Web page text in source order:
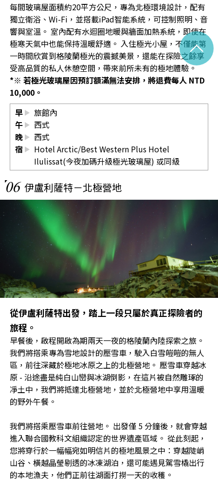
每間玻璃屋面積約20平方公尺，專為北極環境設計，配有
獨立衛浴、Wi-Fi，並搭載iPad智能系統，可控制照明、音
響與室溫。 室內配有水迴圈地暖與牆面加熱系統，即使在
極寒天氣中也能保持溫暖舒適。 入住極光小屋，不僅能第
一時間欣賞到格陵蘭極光的震撼美景，還能在探險之餘享
受高品質的私人休憩空間，帶來前所未有的極地體驗。
*※ 若極光玻璃屋因預訂額滿無法安排，將退費每人 NTD
10,000。
早
旅館內
午
西式
晚
西式
宿
Hotel Arctic/Best Western Plus Hotel
Ilulissat(今夜加碼升級極光玻璃屋) 或同級
06 伊盧利薩特－北極營地
從伊盧利薩特出發，踏上一段只屬於真正探險者的
旅程。
早餐後，啟程開啟為期兩天一夜的格陵蘭內陸探索之旅。
我們將搭乘專為雪地設計的壓雪車，駛入白雪皚皚的無人
區，前往深藏於極地冰原之上的北極營地。 壓雪車穿越冰
原 - 沿途盡是純白山巒與冰湖倒影，在這片被自然雕琢的
凈土中，我們將抵達北極營地，並於北極營地中享用溫暖
的野外午餐。
我們將搭乘壓雪車前往營地。 出發僅 5 分鐘後，就會穿越
進入聯合國教科文組織認定的世界遺產區域。 從此刻起，
您將穿行於一幅幅宛如明信片的極地風景之中：穿越陡峭
山谷、橫越晶瑩剔透的冰凍湖泊，還可能遇見駕雪橇出行
的本地漁夫，他們正前往湖面打撈一天的收穫。
^